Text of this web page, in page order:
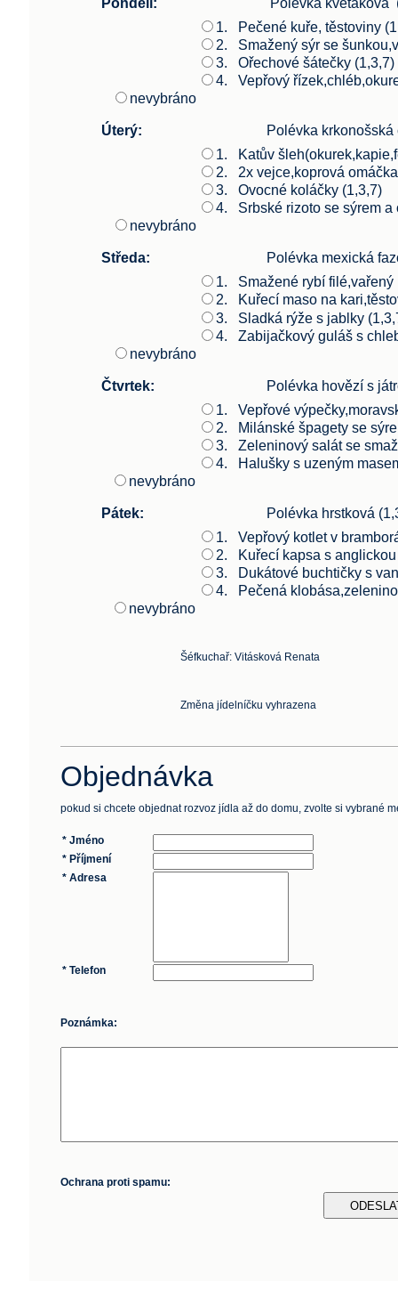
Pondělí:
Polévka květáková
1.
Pečené kuře, těstoviny
2.
Smažený sýr se
3.
Ořechové šátečky (1,3,7)
4.
Vepřový
nevybráno
Úterý:
Polévka krkonošská
1.
Katův
2.
2x vejce,koprová
3.
Ovocné koláčky (1,3,7)
4.
Srbské rizoto se sýrem a
nevybráno
Středa:
Polévka mexická
1.
Smažené rybí
2.
Kuřecí maso na
3.
Sladká rýže s
4.
Zabijačkový guláš s
nevybráno
Čtvrtek:
Polévka hovězí s
1.
Vepřové
2.
Milánské špagety se
3.
Zeleninový salát se
4.
Halušky s uzeným
nevybráno
Pátek:
Polévka hrstková
1.
Vepřový kotlet v
2.
Kuřecí kapsa s
3.
Dukátové buchtičky s
4.
Pečená
nevybráno
Šéfkuchař: Vitásková Renata
Změna jídelníčku vyhrazena
Objednávka
pokud si chcete objednat rozvoz jídla až do domu, zvolte si vybrané
* Jméno
* Příjmení
* Adresa
* Telefon
Poznámka:
Ochrana proti spamu: